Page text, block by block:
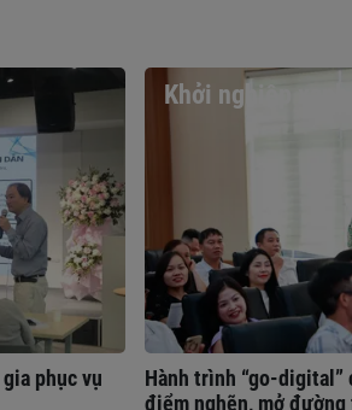
phục vụ
Khởi nghiệp xanh
Hành trình “go-digital”
điểm nghẽn, mở